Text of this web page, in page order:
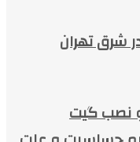
شرق تهران
و نصب گیت